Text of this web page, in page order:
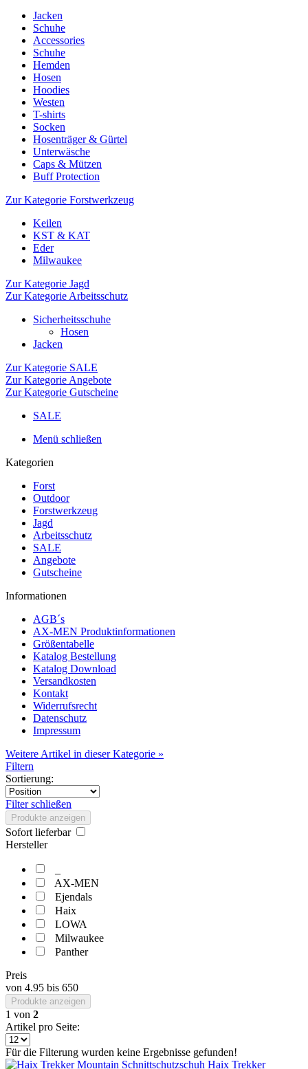
Jacken
Schuhe
Accessories
Schuhe
Hemden
Hosen
Hoodies
Westen
T-shirts
Socken
Hosenträger & Gürtel
Unterwäsche
Caps & Mützen
Buff Protection
Zur Kategorie Forstwerkzeug
Keilen
KST & KAT
Eder
Milwaukee
Zur Kategorie Jagd
Zur Kategorie Arbeitsschutz
Sicherheitsschuhe
Hosen
Jacken
Zur Kategorie SALE
Zur Kategorie Angebote
Zur Kategorie Gutscheine
SALE
Menü schließen
Kategorien
Forst
Outdoor
Forstwerkzeug
Jagd
Arbeitsschutz
SALE
Angebote
Gutscheine
Informationen
AGB´s
AX-MEN Produktinformationen
Größentabelle
Katalog Bestellung
Katalog Download
Versandkosten
Kontakt
Widerrufsrecht
Datenschutz
Impressum
Weitere Artikel in dieser Kategorie »
Filtern
Sortierung:
Filter schließen
Produkte anzeigen
Sofort lieferbar
Hersteller
AX-MEN
Ejendals
Haix
LOWA
Milwaukee
Panther
Preis
von 4.95 bis 650
Produkte anzeigen
1 von 2
Artikel pro Seite:
Für die Filterung wurden keine Ergebnisse gefunden!
Haix Trekker